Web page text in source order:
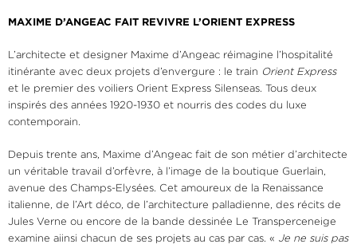
MAXIME D’ANGEAC FAIT REVIVRE L’ORIENT EXPRESS
L’architecte et designer Maxime d’Angeac réimagine l’hospitalité
itinérante avec deux projets d’envergure : le train Orient Express
et le premier des voiliers Orient Express Silenseas. Tous deux
inspirés des années 1920-1930 et nourris des codes du luxe
contemporain.
Depuis trente ans, Maxime d’Angeac fait de son métier d’architecte
un véritable travail d’orfèvre, à l’image de la boutique Guerlain,
avenue des Champs-Elysées. Cet amoureux de la Renaissance
italienne, de l’Art déco, de l’architecture palladienne, des récits de
Jules Verne ou encore de la bande dessinée Le Transperceneige
examine aiinsi chacun de ses projets au cas par cas. «
Je ne suis pas